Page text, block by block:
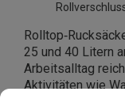
25 und 40 Litern
Arbeitsalltag
Aktivitäten wie